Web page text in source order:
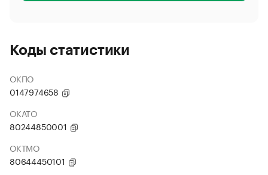
Коды статистики
ОКПО
0147974658
ОКАТО
80244850001
ОКТМО
80644450101